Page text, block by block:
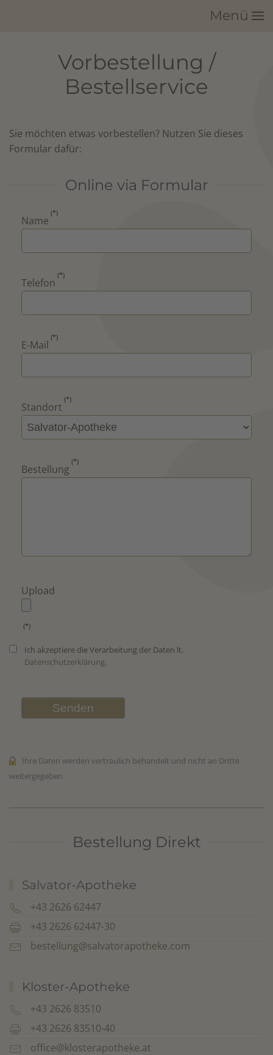
Menü
Vorbestellung /
Bestellservice
Sie möchten etwas vorbestellen? Nutzen Sie dieses
Formular dafür:
Online via Formular
Name
(*)
Telefon
(*)
E-Mail
(*)
Standort
(*)
Bestellung
(*)
Upload
(*)
Ich akzeptiere die Verarbeitung der Daten lt.
Datenschutzerklärung.
Senden
Ihre Daten werden vertraulich behandelt und nicht an Dritte
weitergegeben.
Bestellung Direkt
Salvator-Apotheke
+43 2626 62447
+43 2626 62447-30
bestellung@salvatorapotheke.com
Kloster-Apotheke
+43 2626 83510
+43 2626 83510-40
office@klosterapotheke.at